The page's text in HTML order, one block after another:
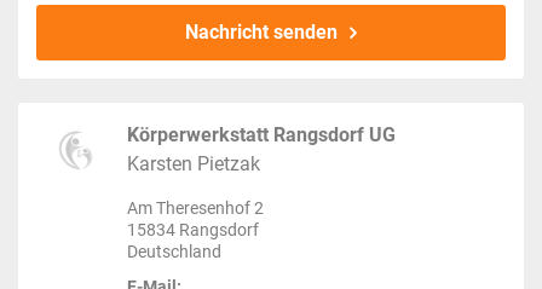
Nachricht senden
Körperwerkstatt Rangsdorf UG
Karsten Pietzak
Am Theresenhof 2
15834 Rangsdorf
Deutschland